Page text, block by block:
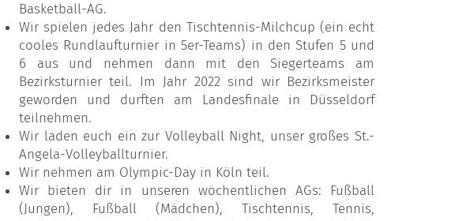
Basketball-AG.
Wir spielen jedes Jahr den Tischtennis-Milchcup (ein echt
cooles Rundlaufturnier in 5er-Teams) in den Stufen 5 und
6 aus und nehmen dann mit den Siegerteams am
Bezirksturnier teil. Im Jahr 2022 sind wir Bezirksmeister
geworden und durften am Landesfinale in Düsseldorf
teilnehmen.
Wir laden euch ein zur Volleyball Night, unser großes St.-
Angela-Volleyballturnier.
Wir nehmen am Olympic-Day in Köln teil.
Wir bieten dir in unseren wöchentlichen AGs: Fußball
(Jungen), Fußball (Mädchen), Tischtennis, Tennis,